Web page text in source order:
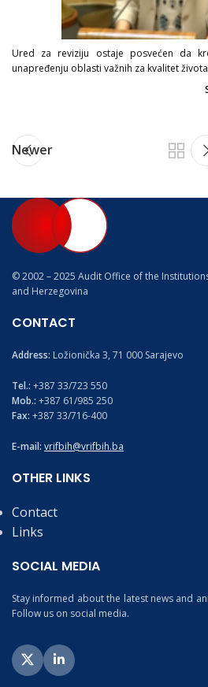
Ured za reviziju ostaje posvećen da
unapređenju oblasti važnih za kvalitet
Newer
© 2002 – 2025 Audit Office of the
and Herzegovina
CONTACT
Address: Ložionička 3, 71 000 Sarajevo
Tel.: +387 33/723 550
Mob.: +387 61/985 250
Fax: +387 33/716-400
E-mail: vrifbih@vrifbih.ba
OTHER LINKS
Contact
Links
SOCIAL MEDIA
Stay informed about the latest news and
Follow us on social media.